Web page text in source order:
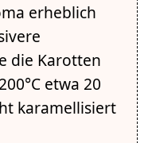
erheblich
die Karotten
etwa 20
karamellisiert